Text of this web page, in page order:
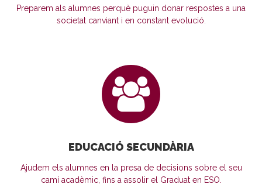
Preparem als alumnes perquè puguin donar respostes a una
societat canviant i en constant evolució.
EDUCACIÓ SECUNDÀRIA
Ajudem els alumnes en la presa de decisions sobre el seu
camí acadèmic, fins a assolir el Graduat en ESO.